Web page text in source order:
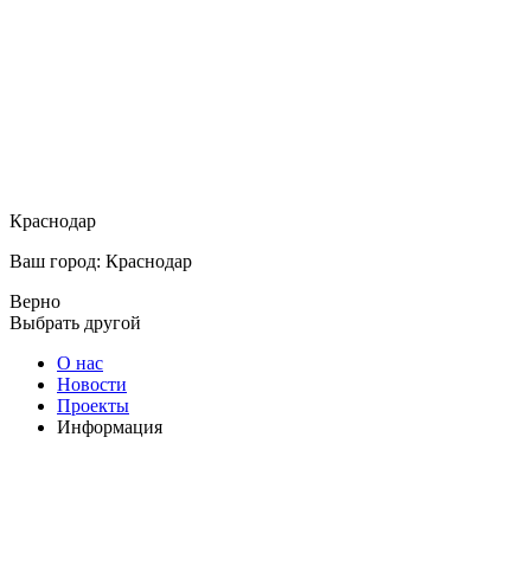
Краснодар
Ваш город: Краснодар
Верно
Выбрать другой
О нас
Новости
Проекты
Информация